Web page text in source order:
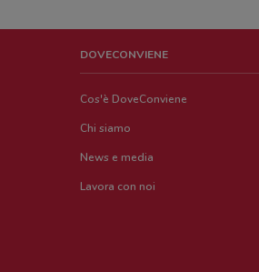
DOVECONVIENE
Cos'è DoveConviene
Chi siamo
News e media
Lavora con noi